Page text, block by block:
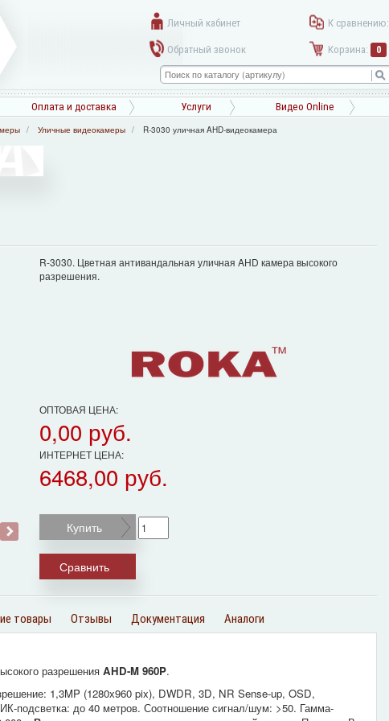
Личный кабинет К сравнению:
Обратный звонок Корзина: 0
Оплата и доставка Услуги Видео Online
Уличные видеокамеры R-3030 уличная AHD-видеокамера
›
R-3030. Цветная антивандальная уличная AHD камера высокого
разрешения.
ОПТОВАЯ ЦЕНА:
0,00 руб.
ИНТЕРНЕТ ЦЕНА:
6468,00 руб.
Купить
Сравнить
товары Отзывы Документация Аналоги
разрешения AHD-M 960P.
1,3MP (1280х960 pix), DWDR, 3D, NR Sense-up, OSD,
подсветка: до 40 метров. Соотношение сигнал/шум: >50. Гамма-